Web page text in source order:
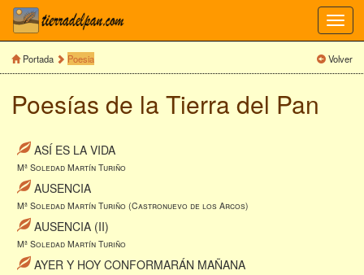
Portada Poesia Volver
Poesías de la Tierra del Pan
ASÍ ES LA VIDA
Mª Soledad Martín Turiño
AUSENCIA
Mª Soledad Martín Turiño (Castronuevo de los Arcos)
AUSENCIA (II)
Mª Soledad Martín Turiño
AYER Y HOY CONFORMARÁN MAÑANA